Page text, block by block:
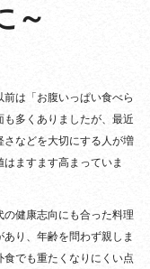
～
は「お腹いっぱい食べら
多くありましたが、最近
などを大切にする人が増
ますます高まっていま
健康志向にも合った料理
り、年齢を問わず親しま
でも重たくなりにくい点